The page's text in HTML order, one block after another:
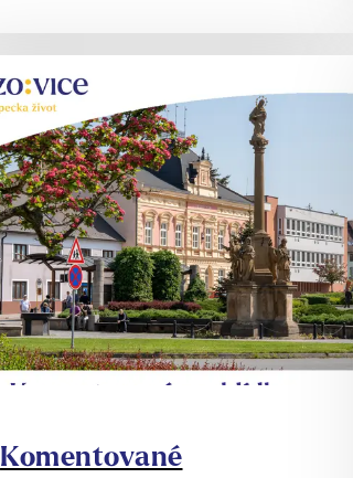
Komentované